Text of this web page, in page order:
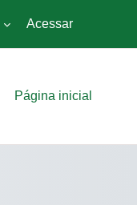
Acessar
Página inicial